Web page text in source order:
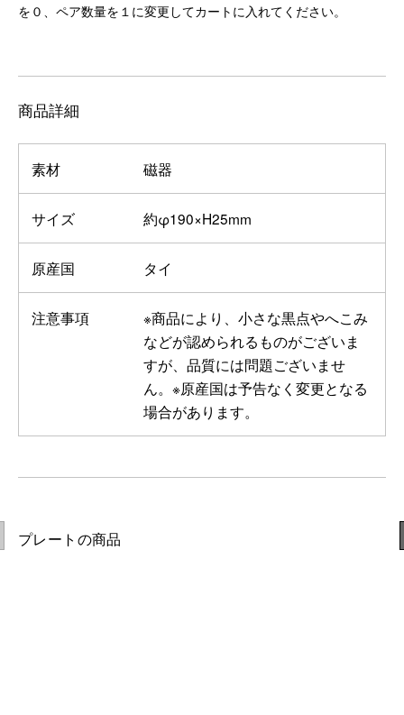
を０、ペア数量を１に変更してカートに入れてください。
商品詳細
素材 磁器
サイズ 約φ190×H25mm
原産国 タイ
注意事項
※商品により、小さな黒点やへこみ
などが認められるものがございま
すが、品質には問題ございませ
ん。※原産国は予告なく変更となる
場合があります。
プレートの商品